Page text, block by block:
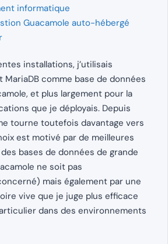
informatique
Guacamole auto-hébergé
installations, j’utilisais
comme base de données
et plus largement pour la
que je déployais. Depuis
tourne toutefois davantage vers
est motivé par de meilleures
bases de données de grande
ne soit pas
mais également par une
vive que je juge plus efficace
dans des environnements